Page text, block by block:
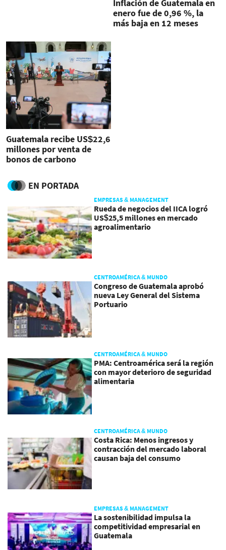
Inflación de Guatemala en
enero fue de 0,96 %, la
más baja en 12 meses
Guatemala recibe US$22,6
millones por venta de
bonos de carbono
EN PORTADA
EMPRESAS & MANAGEMENT
Rueda de negocios del IICA logró
US$25,5 millones en mercado
agroalimentario
CENTROAMÉRICA & MUNDO
Congreso de Guatemala aprobó
nueva Ley General del Sistema
Portuario
CENTROAMÉRICA & MUNDO
PMA: Centroamérica será la región
con mayor deterioro de seguridad
alimentaria
CENTROAMÉRICA & MUNDO
Costa Rica: Menos ingresos y
contracción del mercado laboral
causan baja del consumo
EMPRESAS & MANAGEMENT
La sostenibilidad impulsa la
competitividad empresarial en
Guatemala